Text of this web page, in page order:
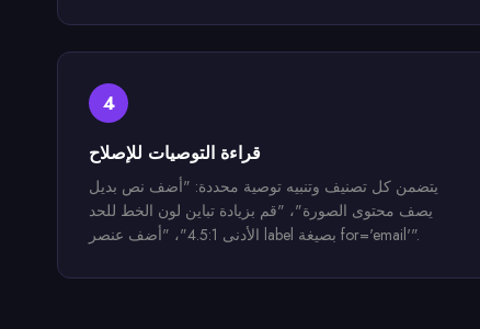
4
قراءة التوصيات للإصلاح
يتضمن كل تصنيف وتنبيه توصية محددة: "أضف نص بديل
يصف محتوى الصورة"، "قم بزيادة تباين لون الخط للحد
الأدنى 4.5:1"، "أضف عنصر label بصيغة for='email'".